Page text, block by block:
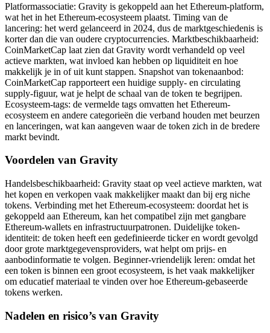
Platformassociatie: Gravity is gekoppeld aan het Ethereum-platform,
wat het in het Ethereum-ecosysteem plaatst. Timing van de
lancering: het werd gelanceerd in 2024, dus de marktgeschiedenis is
korter dan die van oudere cryptocurrencies. Marktbeschikbaarheid:
CoinMarketCap laat zien dat Gravity wordt verhandeld op veel
actieve markten, wat invloed kan hebben op liquiditeit en hoe
makkelijk je in of uit kunt stappen. Snapshot van tokenaanbod:
CoinMarketCap rapporteert een huidige supply- en circulating
supply-figuur, wat je helpt de schaal van de token te begrijpen.
Ecosysteem-tags: de vermelde tags omvatten het Ethereum-
ecosysteem en andere categorieën die verband houden met beurzen
en lanceringen, wat kan aangeven waar de token zich in de bredere
markt bevindt.
Voordelen van Gravity
Handelsbeschikbaarheid: Gravity staat op veel actieve markten, wat
het kopen en verkopen vaak makkelijker maakt dan bij erg niche
tokens. Verbinding met het Ethereum-ecosysteem: doordat het is
gekoppeld aan Ethereum, kan het compatibel zijn met gangbare
Ethereum-wallets en infrastructuurpatronen. Duidelijke token-
identiteit: de token heeft een gedefinieerde ticker en wordt gevolgd
door grote marktgegevensproviders, wat helpt om prijs- en
aanbodinformatie te volgen. Beginner-vriendelijk leren: omdat het
een token is binnen een groot ecosysteem, is het vaak makkelijker
om educatief materiaal te vinden over hoe Ethereum-gebaseerde
tokens werken.
Nadelen en risico’s van Gravity